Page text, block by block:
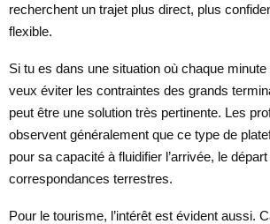
recherchent un trajet plus direct, plus
flexible.
Si tu es dans une situation où chaque
veux éviter les contraintes des grands
peut être une solution très pertinente. Les
observent généralement que ce type de
pour sa capacité à fluidifier l’arrivée, le
correspondances terrestres.
Pour le tourisme, l’intérêt est évident aussi.